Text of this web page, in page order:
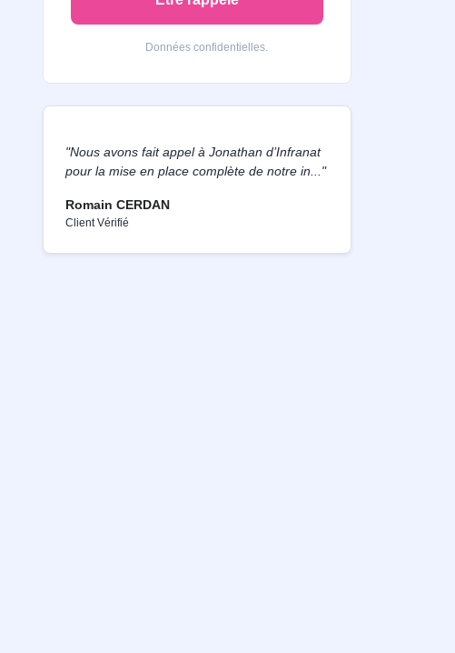
Données confidentielles.
"Nous avons fait appel à Jonathan d’Infranat
pour la mise en place complète de notre in..."
Romain CERDAN
Client Vérifié